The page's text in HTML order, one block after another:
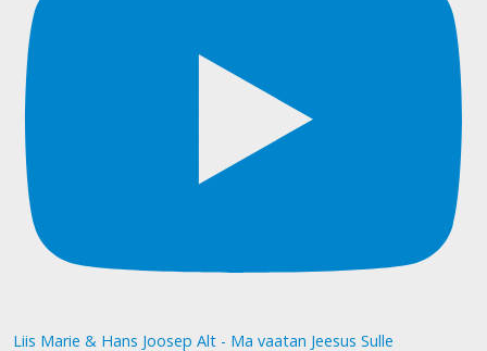
Liis Marie & Hans Joosep Alt - Ma vaatan Jeesus Sulle